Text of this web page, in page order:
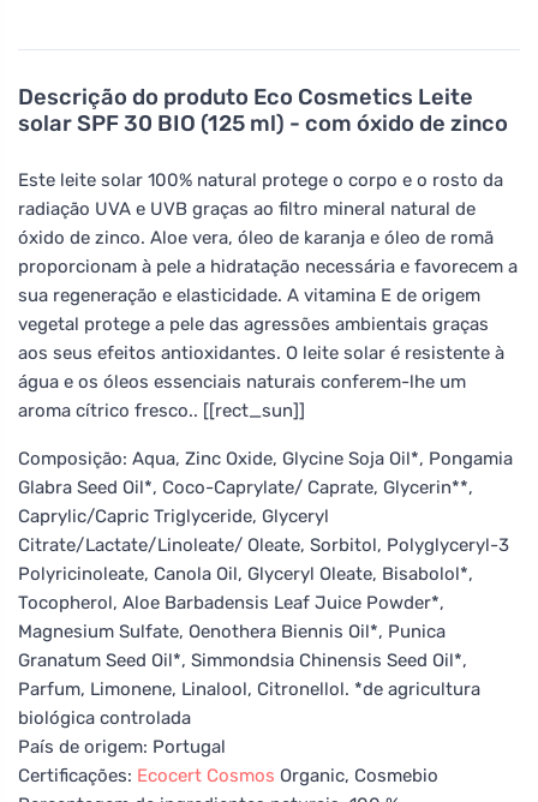
Descrição do produto Eco Cosmetics Leite
solar SPF 30 BIO (125 ml) - com óxido de zinco
Este leite solar 100% natural protege o corpo e o rosto da
radiação UVA e UVB graças ao filtro mineral natural de
óxido de zinco. Aloe vera, óleo de karanja e óleo de romã
proporcionam à pele a hidratação necessária e favorecem a
sua regeneração e elasticidade. A vitamina E de origem
vegetal protege a pele das agressões ambientais graças
aos seus efeitos antioxidantes. O leite solar é resistente à
água e os óleos essenciais naturais conferem-lhe um
aroma cítrico fresco.. [[rect_sun]]
Composição: Aqua, Zinc Oxide, Glycine Soja Oil*, Pongamia
Glabra Seed Oil*, Coco-Caprylate/ Caprate, Glycerin**,
Caprylic/Capric Triglyceride, Glyceryl
Citrate/Lactate/Linoleate/ Oleate, Sorbitol, Polyglyceryl-3
Polyricinoleate, Canola Oil, Glyceryl Oleate, Bisabolol*,
Tocopherol, Aloe Barbadensis Leaf Juice Powder*,
Magnesium Sulfate, Oenothera Biennis Oil*, Punica
Granatum Seed Oil*, Simmondsia Chinensis Seed Oil*,
Parfum, Limonene, Linalool, Citronellol. *de agricultura
biológica controlada
País de origem: Portugal
Certificações: Ecocert Cosmos Organic, Cosmebio